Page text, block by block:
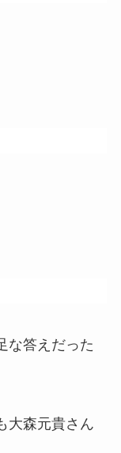
な答えだった
大森元貴さん